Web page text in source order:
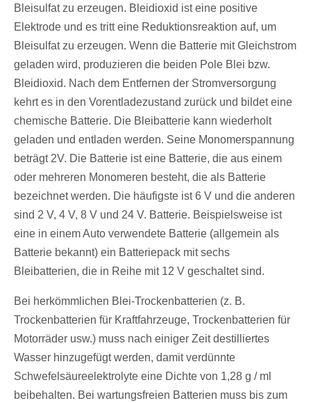
Bleisulfat zu erzeugen. Bleidioxid ist eine positive
Elektrode und es tritt eine Reduktionsreaktion auf, um
Bleisulfat zu erzeugen. Wenn die Batterie mit Gleichstrom
geladen wird, produzieren die beiden Pole Blei bzw.
Bleidioxid. Nach dem Entfernen der Stromversorgung
kehrt es in den Vorentladezustand zurück und bildet eine
chemische Batterie. Die Bleibatterie kann wiederholt
geladen und entladen werden. Seine Monomerspannung
beträgt 2V. Die Batterie ist eine Batterie, die aus einem
oder mehreren Monomeren besteht, die als Batterie
bezeichnet werden. Die häufigste ist 6 V und die anderen
sind 2 V, 4 V, 8 V und 24 V. Batterie. Beispielsweise ist
eine in einem Auto verwendete Batterie (allgemein als
Batterie bekannt) ein Batteriepack mit sechs
Bleibatterien, die in Reihe mit 12 V geschaltet sind.
Bei herkömmlichen Blei-Trockenbatterien (z. B.
Trockenbatterien für Kraftfahrzeuge, Trockenbatterien für
Motorräder usw.) muss nach einiger Zeit destilliertes
Wasser hinzugefügt werden, damit verdünnte
Schwefelsäureelektrolyte eine Dichte von 1,28 g / ml
beibehalten. Bei wartungsfreien Batterien muss bis zum